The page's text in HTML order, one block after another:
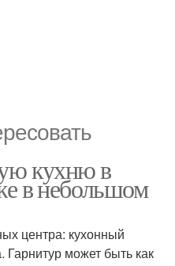
кухню в
в небольшом
центра: кухонный
Гарнитур может быть как